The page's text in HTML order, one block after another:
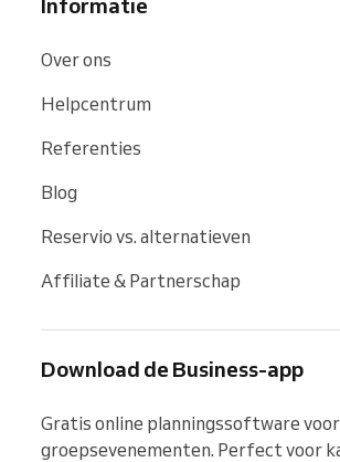
Over ons
Helpcentrum
Referenties
Blog
Reservio vs. alternatieven
Affiliate & Partnerschap
Download de Business-app
Gratis online planningssoftware
groepsevenementen. Perfect voor